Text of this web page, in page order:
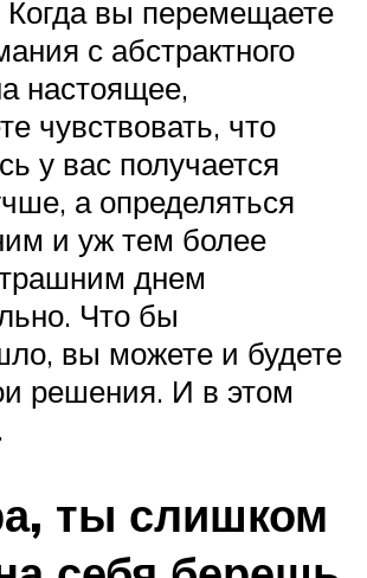
Когда вы перемещаете
с абстрактного
настоящее,
чувствовать, что
у вас получается
а определяться
и уж тем более
днем
Что бы
вы можете и будете
решения. И в этом
ты слишком